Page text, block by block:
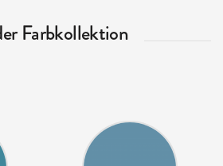
Farbkollektion